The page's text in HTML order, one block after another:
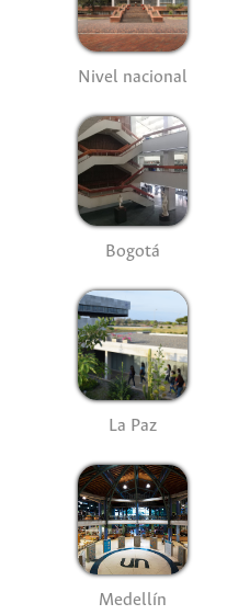
Nivel nacional
Bogotá
La Paz
Medellín